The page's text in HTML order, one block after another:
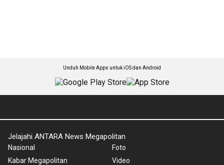
Unduh Mobile Apps untuk iOS dan Android
Jelajahi ANTARA News Megapolitan
Nasional
Kabar Megapolitan
Foto
Video